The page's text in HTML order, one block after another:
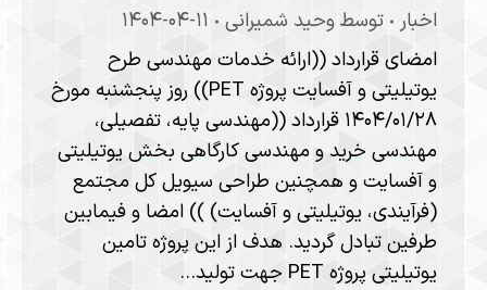
اخبار توسطوحید شمیرانی
۱۴۰۴-۰۴-۱۱
امضای قرارداد ((ارائه خدمات مهندسی طرح
یوتیلیتی و آفسایت پروژه PET)) روز پنجشنبه مورخ
۱۴۰۴/۰۱/۲۸ قرارداد ((مهندسی پایه، تفصیلی،
مهندسی خرید و مهندسی کارگاهی بخش یوتیلیتی
و آفسایت و همچنین طراحی سیویل کل مجتمع
(فرآیندی، یوتیلیتی و آفسایت) )) امضا و فیمابین
طرفین تبادل گردید. هدف از این پروژه تامین
یوتیلیتی پروژه PET جهت تولید…